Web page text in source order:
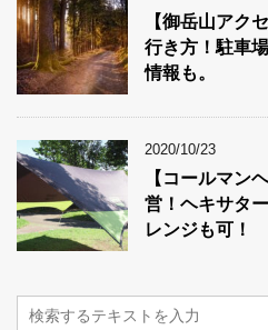
【御岳山アク
行き方！駐車
情報も。
2020/10/23
【コールマン
営！ヘキサタ
レンジも可！